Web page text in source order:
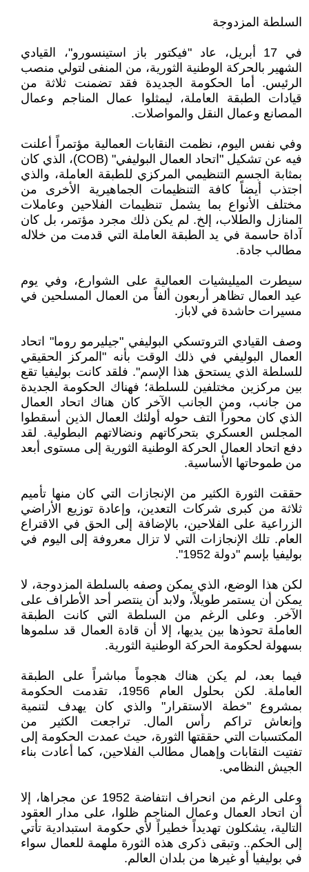
السلطة المزدوجة
في 17 أبريل، عاد "فيكتور باز استينسورو"، القيادي
الشهير بالحركة الوطنية الثورية، من المنفى لتولي منصب
الرئيس. أما الحكومة الجديدة فقد تضمنت ثلاثة من
قيادات الطبقة العاملة، ليمثلوا عمال المناجم وعمال
المصانع وعمال النقل والمواصلات.
وفي نفس اليوم، نظمت النقابات العمالية مؤتمراً أعلنت
فيه عن تشكيل "اتحاد العمال البوليفي" (COB)، الذي كان
بمثابة الجسم التنظيمي المركزي للطبقة العاملة، والذي
اجتذب أيضاً كافة التنظيمات الجماهيرية الأخرى من
مختلف الأنواع بما يشمل تنظيمات الفلاحين وعاملات
المنازل والطلاب، إلخ. لم يكن ذلك مجرد مؤتمر، بل كان
آداة حاسمة في يد الطبقة العاملة التي قدمت من خلاله
مطالب جادة.
سيطرت الميليشيات العمالية على الشوارع، وفي يوم
عيد العمال تظاهر أربعون ألفاً من العمال المسلحين في
مسيرات حاشدة في لاباز.
وصف القيادي التروتسكي البوليفي "جيليرمو روما" اتحاد
العمال البوليفي في ذلك الوقت بأنه "المركز الحقيقي
للسلطة الذي يستحق هذا الإسم". فلقد كانت بوليفيا تقع
بين مركزين مختلفين للسلطة؛ فهناك الحكومة الجديدة
من جانب، ومن الجانب الآخر كان هناك اتحاد العمال
الذي كان محوراً التف حوله أولئك العمال الذين أسقطوا
المجلس العسكري بتحركاتهم ونضالاتهم البطولية. لقد
دفع اتحاد العمال الحركة الوطنية الثورية إلى مستوى أبعد
من طموحاتها الأساسية.
حققت الثورة الكثير من الإنجازات التي كان منها تأميم
ثلاثة من كبرى شركات التعدين، وإعادة توزيع الأراضي
الزراعية على الفلاحين، بالإضافة إلى الحق في الاقتراع
العام. تلك الإنجازات التي لا تزال معروفة إلى اليوم في
بوليفيا بإسم "دولة 1952".
لكن هذا الوضع، الذي يمكن وصفه بالسلطة المزدوجة، لا
يمكن أن يستمر طويلاً، ولابد أن ينتصر أحد الأطراف على
الآخر. وعلى الرغم من السلطة التي كانت الطبقة
العاملة تحوذها بين يديها، إلا أن قادة العمال قد سلموها
بسهولة لحكومة الحركة الوطنية الثورية.
فيما بعد، لم يكن هناك هجوماً مباشراً على الطبقة
العاملة. لكن بحلول العام 1956، تقدمت الحكومة
بمشروع "خطة الاستقرار" والذي كان يهدف لتنمية
وإنعاش تراكم رأس المال. تراجعت الكثير من
المكتسبات التي حققتها الثورة، حيث عمدت الحكومة إلى
تفتيت النقابات وإهمال مطالب الفلاحين، كما أعادت بناء
الجيش النظامي.
وعلى الرغم من انحراف انتفاضة 1952 عن مجراها، إلا
أن اتحاد العمال وعمال المناجم ظلوا، على مدار العقود
التالية، يشكلون تهديداً خطيراً لأي حكومة استبدادية تأتي
إلى الحكم.. وتبقى ذكرى هذه الثورة ملهمة للعمال سواء
في بوليفيا أو غيرها من بلدان العالم.